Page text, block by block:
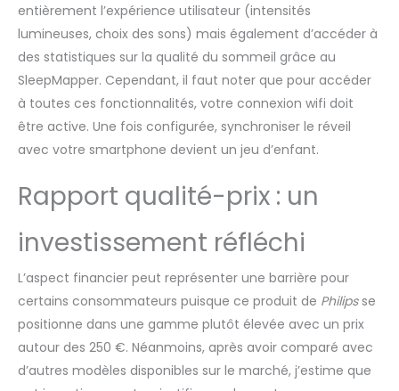
entièrement l’expérience utilisateur (intensités
lumineuses, choix des sons) mais également d’accéder à
des statistiques sur la qualité du sommeil grâce au
SleepMapper. Cependant, il faut noter que pour accéder
à toutes ces fonctionnalités, votre connexion wifi doit
être active. Une fois configurée, synchroniser le réveil
avec votre smartphone devient un jeu d’enfant.
Rapport qualité-prix : un
investissement réfléchi
L’aspect financier peut représenter une barrière pour
certains consommateurs puisque ce produit de Philipsse
positionne dans une gamme plutôt élevée avec un prix
autour des 250 €. Néanmoins, après avoir comparé avec
d’autres modèles disponibles sur le marché, j’estime que